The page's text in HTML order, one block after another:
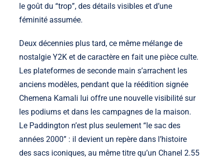
le goût du “trop”, des détails visibles et d’une
féminité assumée.
Deux décennies plus tard, ce même mélange de
nostalgie Y2K et de caractère en fait une pièce culte.
Les plateformes de seconde main s’arrachent les
anciens modèles, pendant que la réédition signée
Chemena Kamali lui offre une nouvelle visibilité sur
les podiums et dans les campagnes de la maison.
Le Paddington n’est plus seulement “le sac des
années 2000” : il devient un repère dans l’histoire
des sacs iconiques, au même titre qu’un Chanel 2.55